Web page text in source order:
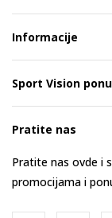
Informacije
Sport Vision
Pratite nas
Pratite nas ovde i
promocijama i